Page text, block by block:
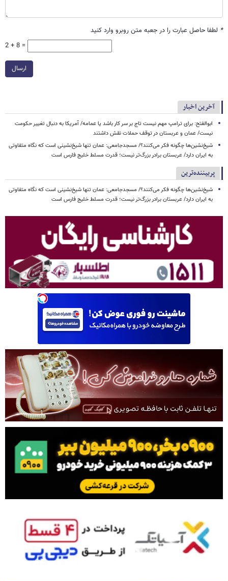
* لطفا حاصل عبارت را در جعبه متن روبرو وارد کنید
2 + 8 =
ارسال
آخرین اخبار
ابوالفتح: برای ترامپ مهم نیست تاج بر سر کار باشد یا عمامه/ آمریکا به دنبال تغییر حکومت
نیست/ عمان و عربستان در توقف حملات نقش داشتند
شیخ‌نشین‌ها چگونه فکر می‌کنند؟/ مسجدجامعی: عمان تنها شیخ‌نشینی است که نگاه متفاوتی
به ایران دارد/ عربستان برادر بزرگ‌تر نیست؛ قدرت مسلط خلیج فارس است
پربیننده‌ترین
شیخ‌نشین‌ها چگونه فکر می‌کنند؟/ مسجدجامعی: عمان تنها شیخ‌نشینی است که نگاه متفاوتی
به ایران دارد/ عربستان برادر بزرگ‌تر نیست؛ قدرت مسلط خلیج فارس است